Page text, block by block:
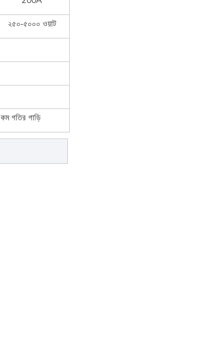
২৫০-৫০০০ ওয়াট
কম গতির গাড়ি